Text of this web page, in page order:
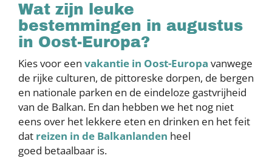
Wat zijn leuke
bestemmingen in augustus
in Oost-Europa?
Kies voor een vakantie in Oost-Europa vanwege
de rijke culturen, de pittoreske dorpen, de bergen
en nationale parken en de eindeloze gastvrijheid
van de Balkan. En dan hebben we het nog niet
eens over het lekkere eten en drinken en het feit
dat reizen in de Balkanlanden heel
goed betaalbaar is.